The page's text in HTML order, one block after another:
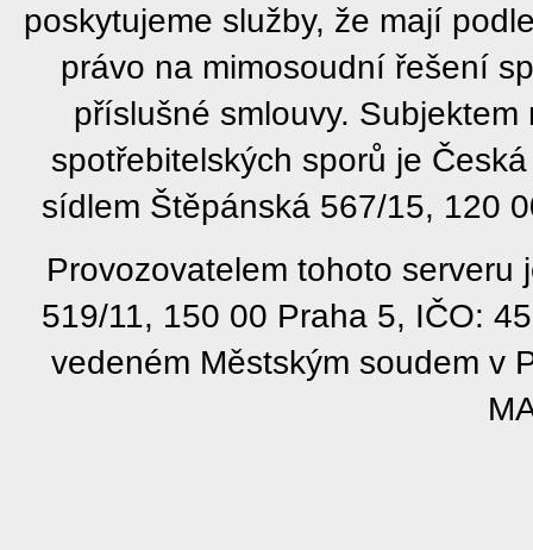
poskytujeme služby, že mají
právo na mimosoudní řešení
příslušné smlouvy.
spotřebitelských sporů je
sídlem Štěpánská 567/15, 120
Provozovatelem tohoto
519/11, 150 00 Praha 5, IČO:
vedeném Městským soudem v